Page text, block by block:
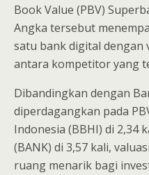
Book Value (PBV)
Angka tersebut
satu bank digital dengan
antara kompetitor yang
Dibandingkan dengan
diperdagangkan pada
Indonesia (BBHI) di 2,34
(BANK) di 3,57 kali,
ruang menarik bagi